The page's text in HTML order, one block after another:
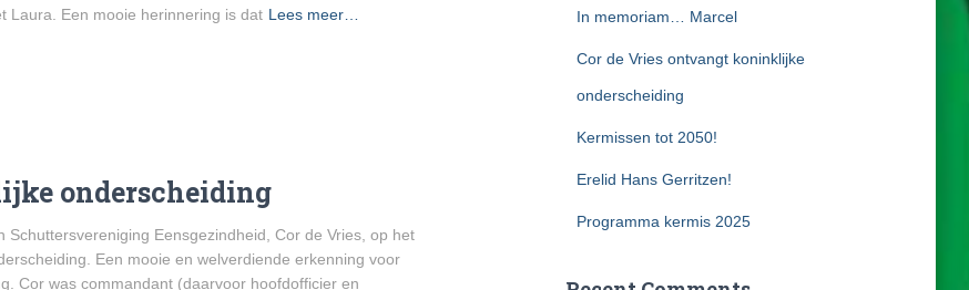
Laura. Een mooie herinnering is dat Lees meer…
onderscheiding
Eensgezindheid, Cor de Vries, op het
Een mooie en welverdiende erkenning voor
Cor was commandant (daarvoor hoofdofficier en
In memoriam… Marcel
Cor de Vries ontvangt koninklijke
onderscheiding
Kermissen tot 2050!
Erelid Hans Gerritzen!
Programma kermis 2025